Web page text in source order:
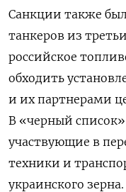
Санкции также
танкеров из
российское
обходить
и их партнерами
В «черный
участвующие в
техники и
украинского